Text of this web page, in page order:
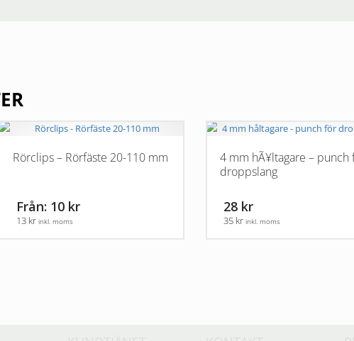
Rörclips – Rörfäste 20-110 mm
Från: 10 kr
13 kr inkl. moms
4 mm hÃ¥ltagare – punch
droppslang
28 kr
35 kr inkl. moms